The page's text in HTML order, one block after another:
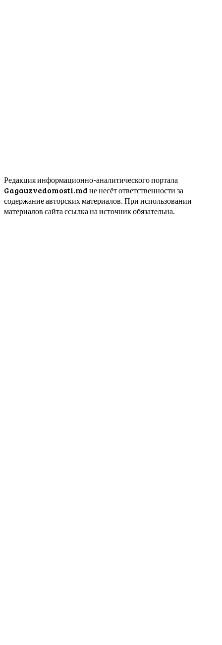
Редакция информационно-аналитического портала
Gagauzvedomosti.md не несёт ответственности за
содержание авторских материалов. При использовании
материалов сайта ссылка на источник обязательна.